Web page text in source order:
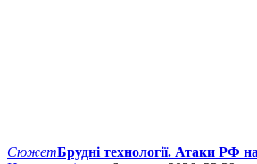
СюжетБрудні технології. Атаки РФ